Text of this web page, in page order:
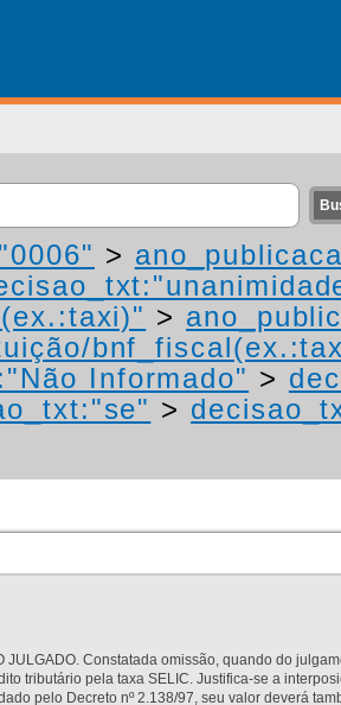
>
>
Informado" >
>
JULGADO. Constatada omissão, quando do
tributário pela taxa SELIC. Justifica-se a
pelo Decreto nº 2.138/97, seu valor deverá